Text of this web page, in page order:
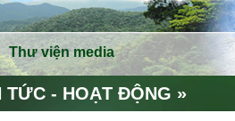
Thư viện media
TỨC - HOẠT ĐỘNG »